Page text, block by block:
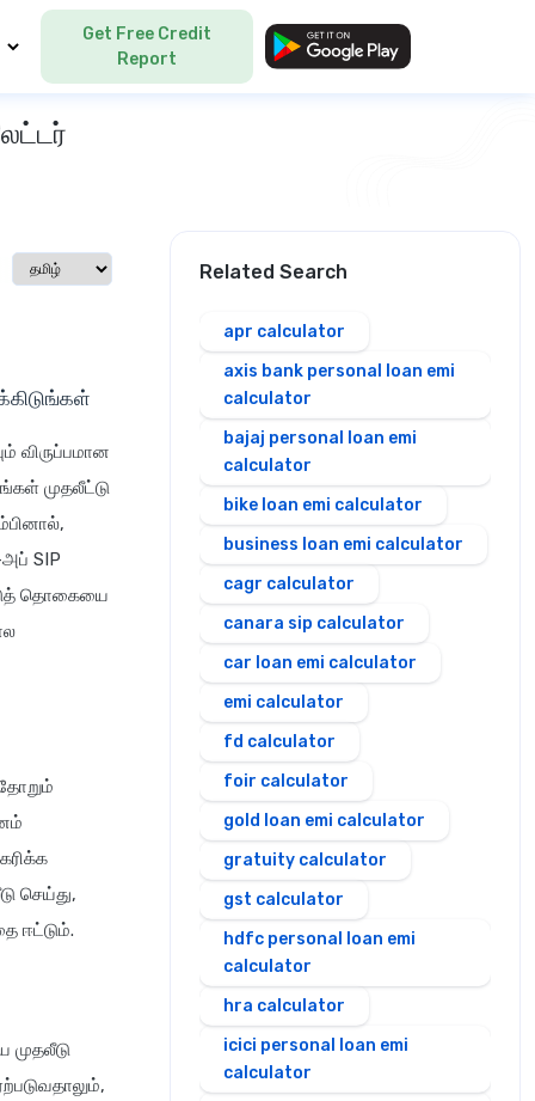
Get Free Credit
Report
Select language
விருப்பமான
முதலீட்டு
SIP
தொகையை
செய்து,
ஈட்டும்.
Related Search
apr calculator
axis bank personal loan emi
calculator
bajaj personal loan emi
calculator
bike loan emi calculator
business loan emi calculator
cagr calculator
canara sip calculator
car loan emi calculator
emi calculator
fd calculator
foir calculator
gold loan emi calculator
gratuity calculator
gst calculator
hdfc personal loan emi
calculator
hra calculator
icici personal loan emi
calculator